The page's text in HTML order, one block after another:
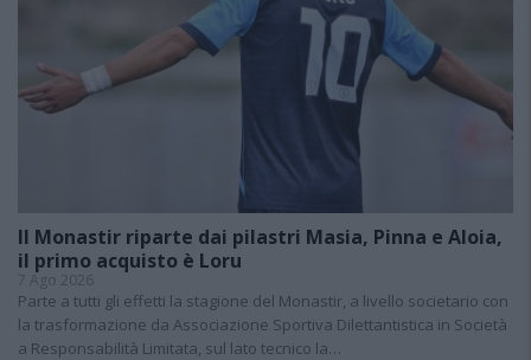
Il Monastir riparte dai pilastri Masia, Pinna e Aloia,
il primo acquisto è Loru
7 Ago 2026
Parte a tutti gli effetti la stagione del Monastir, a livello societario con
la trasformazione da Associazione Sportiva Dilettantistica in Società
a Responsabilità Limitata, sul lato tecnico la…